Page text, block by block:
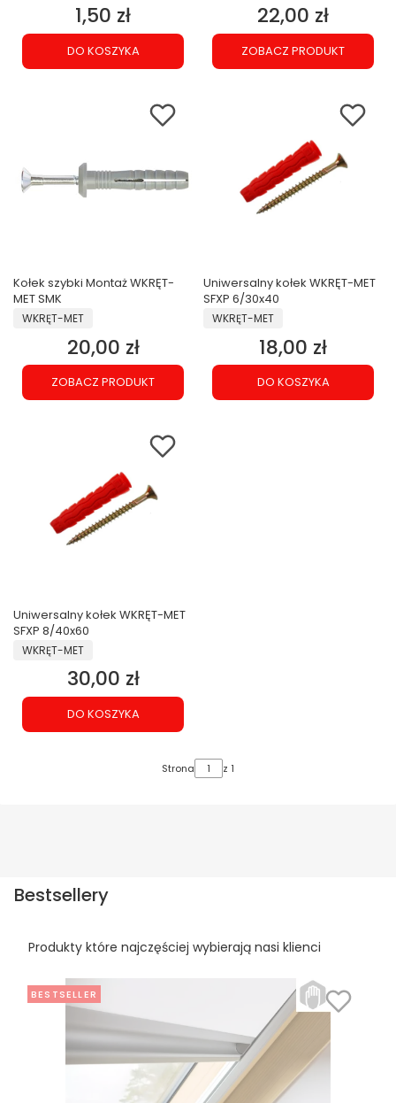
Cena
1,50 zł
DO KOSZYKA
Cena
22,00 zł
ZOBACZ PRODUKT
Kołek szybki Montaż WKRĘT-
MET SMK
PRODUCENT
WKRĘT-MET
Cena
20,00 zł
ZOBACZ PRODUKT
Uniwersalny kołek WKRĘT-MET
SFXP 6/30x40
PRODUCENT
WKRĘT-MET
Cena
18,00 zł
DO KOSZYKA
Uniwersalny kołek WKRĘT-MET
SFXP 8/40x60
PRODUCENT
WKRĘT-MET
Cena
30,00 zł
DO KOSZYKA
Strona z 1
Bestsellery
Produkty które najczęściej wybierają nasi klienci
BESTSELLER